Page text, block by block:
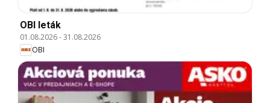
OBI leták
01.08.2026-31.08.2026
OBI